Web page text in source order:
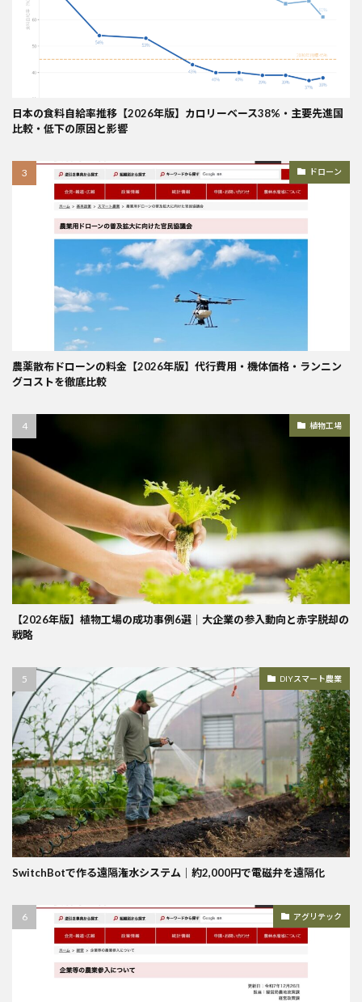
日本の食料自給率推移【2026年版】カロリーベース38%・主要先進国
比較・低下の原因と影響
ドローン
農薬散布ドローンの料金【2026年版】代行費用・機体価格・ランニン
グコストを徹底比較
植物工場
【2026年版】植物工場の成功事例6選｜大企業の参入動向と赤字脱却の
戦略
DIYスマート農業
SwitchBotで作る遠隔潅水システム｜約2,000円で電磁弁を遠隔化
アグリテック